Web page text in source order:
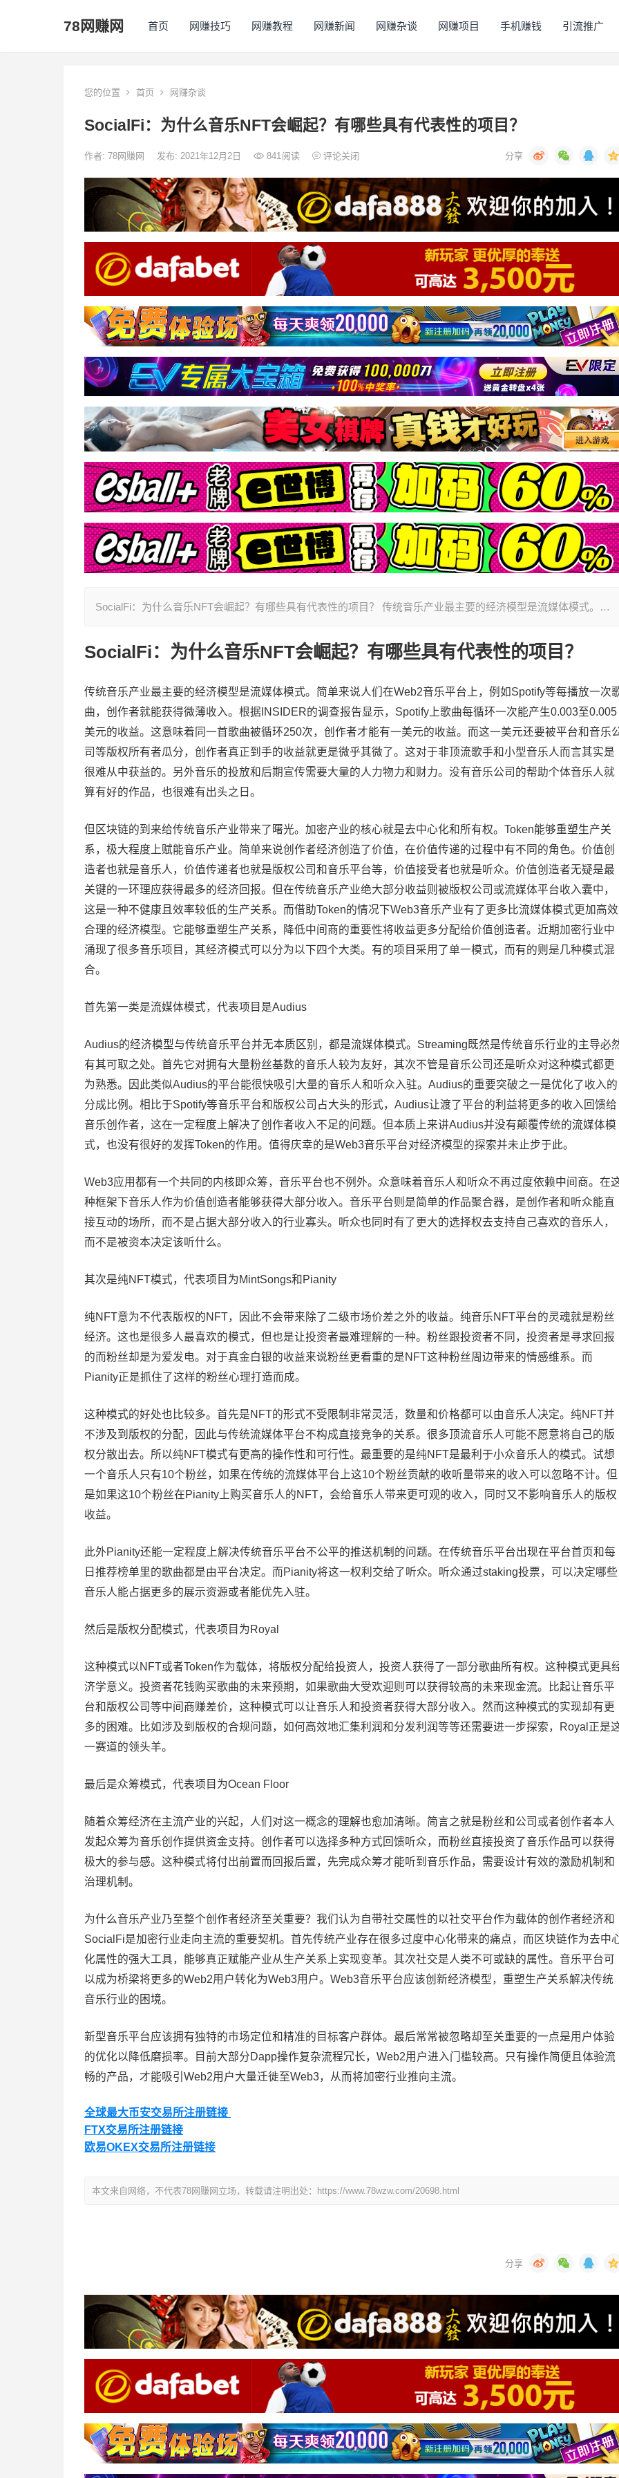
78网赚网 首页 网赚技巧 网赚教程 网赚新闻 网赚杂谈 网赚项目 手机赚钱 引流推广
您的位置 首页 网赚杂谈
SocialFi：为什么音乐NFT会崛起？有哪些具有代表性的项目？
作者: 78网赚网 发布: 2021年12月2日 841阅读 评论关闭
SocialFi：为什么音乐NFT会崛起？有哪些具有代表性的项目？ 传统音乐产业最主要的经济模型是流媒体模式。…
SocialFi：为什么音乐NFT会崛起？有哪些具有代表性的项目？
传统音乐产业最主要的经济模型是流媒体模式。简单来说人们在Web2音乐平台上，例如Spotify等每播放一次
曲，创作者就能获得微薄收入。根据INSIDER的调查报告显示，Spotify上歌曲每循环一次能产生0.003至0.005
美元的收益。这意味着同一首歌曲被循环250次，创作者才能有一美元的收益。而这一美元还要被平台和音乐
司等版权所有者瓜分，创作者真正到手的收益就更是微乎其微了。这对于非顶流歌手和小型音乐人而言其实是
很难从中获益的。另外音乐的投放和后期宣传需要大量的人力物力和财力。没有音乐公司的帮助个体音乐人就
算有好的作品，也很难有出头之日。
但区块链的到来给传统音乐产业带来了曙光。加密产业的核心就是去中心化和所有权。Token能够重塑生产关
系，极大程度上赋能音乐产业。简单来说创作者经济创造了价值，在价值传递的过程中有不同的角色。价值创
造者也就是音乐人，价值传递者也就是版权公司和音乐平台等，价值接受者也就是听众。价值创造者无疑是最
关键的一环理应获得最多的经济回报。但在传统音乐产业绝大部分收益则被版权公司或流媒体平台收入囊中，
这是一种不健康且效率较低的生产关系。而借助Token的情况下Web3音乐产业有了更多比流媒体模式更加高效
合理的经济模型。它能够重塑生产关系，降低中间商的重要性将收益更多分配给价值创造者。近期加密行业中
涌现了很多音乐项目，其经济模式可以分为以下四个大类。有的项目采用了单一模式，而有的则是几种模式混
合。
首先第一类是流媒体模式，代表项目是Audius
Audius的经济模型与传统音乐平台并无本质区别，都是流媒体模式。Streaming既然是传统音乐行业的主导必
有其可取之处。首先它对拥有大量粉丝基数的音乐人较为友好，其次不管是音乐公司还是听众对这种模式都更
为熟悉。因此类似Audius的平台能很快吸引大量的音乐人和听众入驻。Audius的重要突破之一是优化了收入的
分成比例。相比于Spotify等音乐平台和版权公司占大头的形式，Audius让渡了平台的利益将更多的收入回馈给
音乐创作者，这在一定程度上解决了创作者收入不足的问题。但本质上来讲Audius并没有颠覆传统的流媒体模
式，也没有很好的发挥Token的作用。值得庆幸的是Web3音乐平台对经济模型的探索并未止步于此。
Web3应用都有一个共同的内核即众筹，音乐平台也不例外。众意味着音乐人和听众不再过度依赖中间商。在
种框架下音乐人作为价值创造者能够获得大部分收入。音乐平台则是简单的作品聚合器，是创作者和听众能直
接互动的场所，而不是占据大部分收入的行业寡头。听众也同时有了更大的选择权去支持自己喜欢的音乐人，
而不是被资本决定该听什么。
其次是纯NFT模式，代表项目为MintSongs和Pianity
纯NFT意为不代表版权的NFT，因此不会带来除了二级市场价差之外的收益。纯音乐NFT平台的灵魂就是粉丝
经济。这也是很多人最喜欢的模式，但也是让投资者最难理解的一种。粉丝跟投资者不同，投资者是寻求回报
的而粉丝却是为爱发电。对于真金白银的收益来说粉丝更看重的是NFT这种粉丝周边带来的情感维系。而
Pianity正是抓住了这样的粉丝心理打造而成。
这种模式的好处也比较多。首先是NFT的形式不受限制非常灵活，数量和价格都可以由音乐人决定。纯NFT并
不涉及到版权的分配，因此与传统流媒体平台不构成直接竞争的关系。很多顶流音乐人可能不愿意将自己的版
权分散出去。所以纯NFT模式有更高的操作性和可行性。最重要的是纯NFT是最利于小众音乐人的模式。试想
一个音乐人只有10个粉丝，如果在传统的流媒体平台上这10个粉丝贡献的收听量带来的收入可以忽略不计。但
是如果这10个粉丝在Pianity上购买音乐人的NFT，会给音乐人带来更可观的收入，同时又不影响音乐人的版权
收益。
此外Pianity还能一定程度上解决传统音乐平台不公平的推送机制的问题。在传统音乐平台出现在平台首页和每
日推荐榜单里的歌曲都是由平台决定。而Pianity将这一权利交给了听众。听众通过staking投票，可以决定哪些
音乐人能占据更多的展示资源或者能优先入驻。
然后是版权分配模式，代表项目为Royal
这种模式以NFT或者Token作为载体，将版权分配给投资人，投资人获得了一部分歌曲所有权。这种模式更具
济学意义。投资者花钱购买歌曲的未来预期，如果歌曲大受欢迎则可以获得较高的未来现金流。比起让音乐平
台和版权公司等中间商赚差价，这种模式可以让音乐人和投资者获得大部分收入。然而这种模式的实现却有更
多的困难。比如涉及到版权的合规问题，如何高效地汇集利润和分发利润等等还需要进一步探索，Royal正是
一赛道的领头羊。
最后是众筹模式，代表项目为Ocean Floor
随着众筹经济在主流产业的兴起，人们对这一概念的理解也愈加清晰。简言之就是粉丝和公司或者创作者本人
发起众筹为音乐创作提供资金支持。创作者可以选择多种方式回馈听众，而粉丝直接投资了音乐作品可以获得
极大的参与感。这种模式将付出前置而回报后置，先完成众筹才能听到音乐作品，需要设计有效的激励机制和
治理机制。
为什么音乐产业乃至整个创作者经济至关重要？我们认为自带社交属性的以社交平台作为载体的创作者经济和
SocialFi是加密行业走向主流的重要契机。首先传统产业存在很多过度中心化带来的痛点，而区块链作为去中
化属性的强大工具，能够真正赋能产业从生产关系上实现变革。其次社交是人类不可或缺的属性。音乐平台可
以成为桥梁将更多的Web2用户转化为Web3用户。Web3音乐平台应该创新经济模型，重塑生产关系解决传统
音乐行业的困境。
新型音乐平台应该拥有独特的市场定位和精准的目标客户群体。最后常常被忽略却至关重要的一点是用户体验
的优化以降低磨损率。目前大部分Dapp操作复杂流程冗长，Web2用户进入门槛较高。只有操作简便且体验流
畅的产品，才能吸引Web2用户大量迁徙至Web3，从而将加密行业推向主流。
全球最大币安交易所注册链接
FTX交易所注册链接
欧易OKEX交易所注册链接
本文来自网络，不代表78网赚网立场，转载请注明出处：https://www.78wzw.com/20698.html